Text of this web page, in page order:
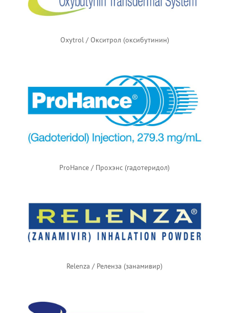
Oxytrol / Окситрол (оксибутинин)
ProHance / Прохэнс (гадотеридол)
Relenza / Реленза (занамивир)